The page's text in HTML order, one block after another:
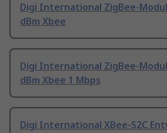
Digi International ZigBee-
dBm Xbee
Digi International ZigBee-
dBm Xbee 1 Mbps
Digi International XBee-S2C